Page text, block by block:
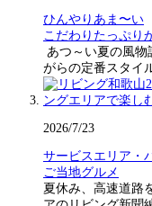
ひんやりあま〜い
こだわりたっぷり
あつ～い夏の風物
がらの定番スタイ
2026/7/23
サービスエリア・
ご当地グルメ
夏休み、高速道路